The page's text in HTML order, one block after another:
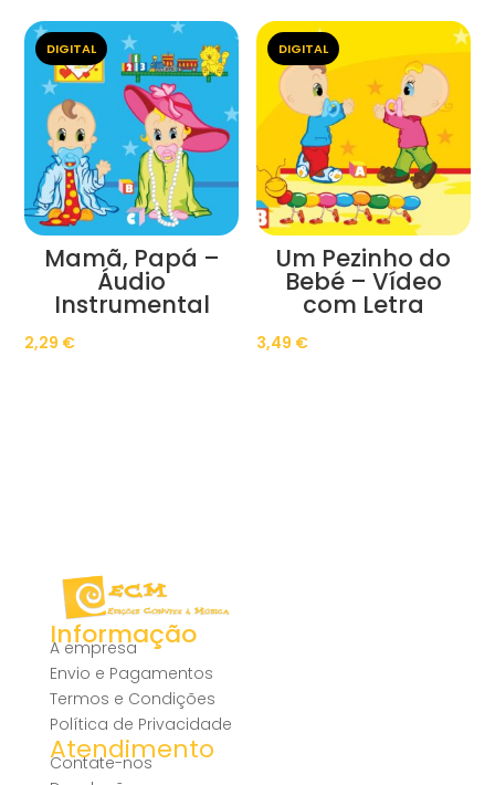
DIGITAL
Mamã, Papá –
Áudio
Instrumental
2,29 €
DIGITAL
Um Pezinho do
Bebé – Vídeo
com Letra
3,49 €
Informação
A empresa
Envio e Pagamentos
Termos e Condições
Política de Privacidade
Atendimento
Contate-nos